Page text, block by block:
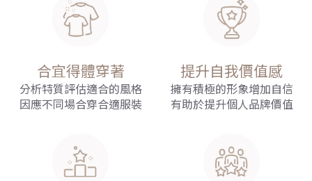
合宜得體穿著
分析特質評估適合的風格
因應不同場合穿合適服裝
提升自我價值感
擁有積極的形象增加自信
有助於提升個人品牌價值